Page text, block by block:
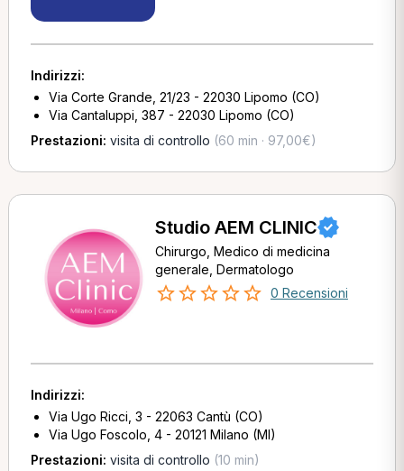
Indirizzi:
Via Corte Grande, 21/23 - 22030 Lipomo (CO)
Via Cantaluppi, 387 - 22030 Lipomo (CO)
Prestazioni: visita di controllo (60 min · 97,00€)
Studio AEM CLINIC
Chirurgo, Medico di medicina
generale, Dermatologo
0 Recensioni
Indirizzi:
Via Ugo Ricci, 3 - 22063 Cantù (CO)
Via Ugo Foscolo, 4 - 20121 Milano (MI)
Prestazioni: visita di controllo (10 min)